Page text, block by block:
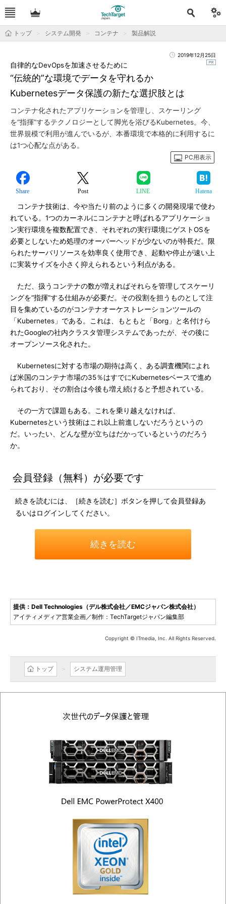
トップ システム開発 コンテナ 製品解説
2019年12月25日
“伝統的”な環境でデータを守れるか
Kubernetesデータ保護の新たな選択肢とは
自律的なDevOpsを加速させるために
コンテナ化されたアプリケーションを管理し、スケーリング
を“指揮”するテクノロジーとして脚光を浴びるKubernetes。今、
世界規模で利用が進んでいるが、本番環境で本格的に利用するに
は1つ心配な点がある。
PC用表示
Share Post LINE Hatena
コンテナ技術は、今や当たり前のように多くの開発現場で使わ
れている。1つのカーネルにコンテナと呼ばれるアプリケーショ
ン実行環境を複数配置でき、それぞれの実行環境にゲストOSを
必要としないため処理のオーバーヘッドが少ないのが特長だ。限
られたサーバリソースを効率良く使用でき、起動や停止が速い上
に実装サイズを小さく抑えられるという利点がある。
ただ、扱うコンテナの数が増えればそれらを管理してスケーリ
ングを“指揮”する仕組みが必要だ。その役割を担うものとして注
目を集めているのがコンテナオーケストレーションツールの
「Kubernetes」である。これは、もともと「Borg」と名付けら
れたGoogleの社内クラスタ管理システムであったが、その後に
オープンソース化された。
Kubernetesに対する市場の期待は高く、ある調査機関によれ
ば米国のコンテナ市場の35％はすでにKubernetesベースで進め
られており、その割合は今後も増え続けると予想されている。
その一方で課題もある。これを乗り越えなければ、
Kubernetesという技術はこれ以上前進しないだろうというの
だ。いったい、どんな壁が立ちはだかっているというのだろう
か。
会員登録（無料）が必要です
続きを読むには、［続きを読む］ボタンを押して会員登録あ
るいはログインしてください。
続きを読む
提供：Dell Technologies（デル株式会社／EMCジャパン株式会社）
アイティメディア営業企画／制作：TechTargetジャパン編集部
Copyright © ITmedia, Inc. All Rights Reserved.
トップ システム運用管理